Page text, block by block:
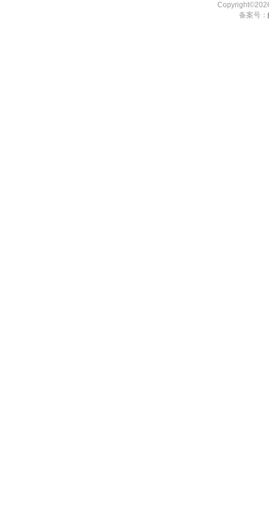
备案号：